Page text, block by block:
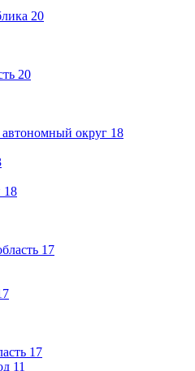
20
20
округ 18
18
17
17
11